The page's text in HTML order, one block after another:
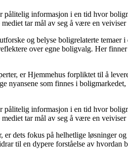
informasjon i en tid hvor
tar mål av seg å være en
og belyse boligrelaterte
over egne boligvalg. Her
er Hjemmehus forpliktet til å
nyansene som finnes i
informasjon i en tid hvor
tar mål av seg å være en
dets fokus på helhetlige løsninger
til en dypere forståelse av